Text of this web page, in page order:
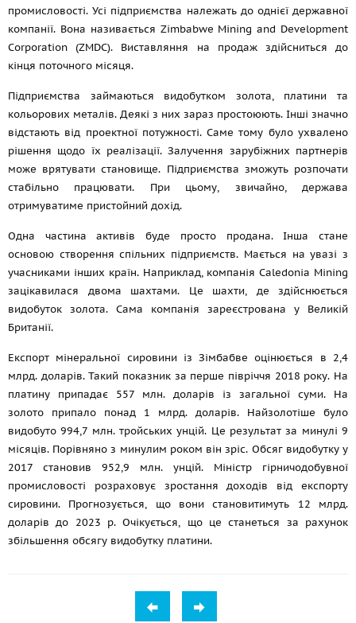
промисловості. Усі підприємства належать до однієї державної
компанії. Вона називається Zimbabwe Mining and Development
Corporation (ZMDC). Виставляння на продаж здійсниться до
кінця поточного місяця.
Підприємства займаються видобутком золота, платини та
кольорових металів. Деякі з них зараз простоюють. Інші значно
відстають від проектної потужності. Саме тому було ухвалено
рішення щодо їх реалізації. Залучення зарубіжних партнерів
може врятувати становище. Підприємства зможуть розпочати
стабільно працювати. При цьому, звичайно, держава
отримуватиме пристойний дохід.
Одна частина активів буде просто продана. Інша стане
основою створення спільних підприємств. Мається на увазі з
учасниками інших країн. Наприклад, компанія Caledonia Mining
зацікавилася двома шахтами. Це шахти, де здійснюється
видобуток золота. Сама компанія зареєстрована у Великій
Британії.
Експорт мінеральної сировини із Зімбабве оцінюється в 2,4
млрд. доларів. Такий показник за перше півріччя 2018 року. На
платину припадає 557 млн. доларів із загальної суми. На
золото припало понад 1 млрд. доларів. Найзолотіше було
видобуто 994,7 млн. тройських унцій. Це результат за минулі 9
місяців. Порівняно з минулим роком він зріс. Обсяг видобутку у
2017 становив 952,9 млн. унцій. Міністр гірничодобувної
промисловості розраховує зростання доходів від експорту
сировини. Прогнозується, що вони становитимуть 12 млрд.
доларів до 2023 р. Очікується, що це станеться за рахунок
збільшення обсягу видобутку платини.